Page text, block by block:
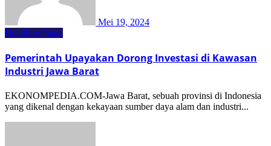
Mei 19, 2024
Headline Pajak
Pemerintah Upayakan Dorong Investasi di Kawasan
Industri Jawa Barat
EKONOMPEDIA.COM-Jawa Barat, sebuah provinsi di Indonesia
yang dikenal dengan kekayaan sumber daya alam dan industri...